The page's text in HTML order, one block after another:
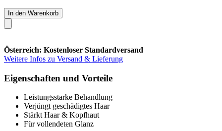
In den Warenkorb
Österreich: Kostenloser Standardversand
Weitere Infos zu Versand & Lieferung
Eigenschaften und Vorteile
Leistungsstarke Behandlung
Verjüngt geschädigtes Haar
Stärkt Haar & Kopfhaut
Für vollendeten Glanz